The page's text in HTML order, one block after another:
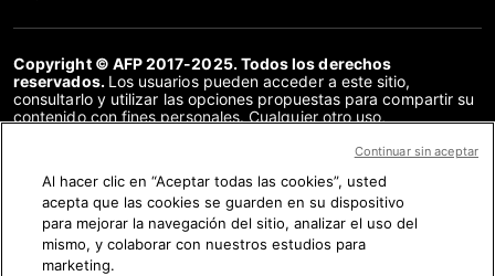
Copyright © AFP 2017-2025. Todos los derechos
reservados. Los usuarios pueden acceder a este sitio,
consultarlo y utilizar las opciones propuestas para compartir su
contenido con fines personales. Cualquier otro uso,
distribución del contenido de este sitio, en su totalidad o en
acuerdo específico firmado con la AFP, está estrictamente
prohibido. Los elementos analizados en cada verificación se
presentan o se enlazan en tanto en cuanto son necesarios para
la correcta comprensión de la verificación en cuestión. La AFP
no cuenta con derechos sobre los autores ni sobre los
Al hacer clic en “Aceptar todas las cookies”, usted
acepta que las cookies se guarden en su dispositivo
para mejorar la navegación del sitio, analizar el uso del
mismo, y colaborar con nuestros estudios para
marketing.
Continuar sin aceptar